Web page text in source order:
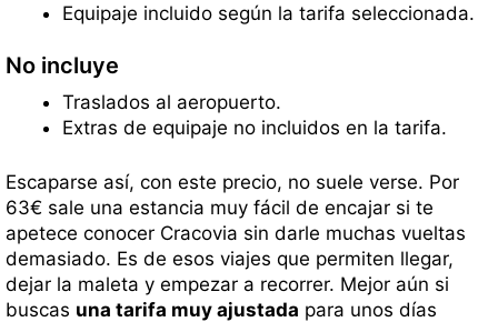
Equipaje incluido según la tarifa seleccionada.
No incluye
Traslados al aeropuerto.
Extras de equipaje no incluidos en la tarifa.
Escaparse así, con este precio, no suele verse. Por
63€ sale una estancia muy fácil de encajar si te
apetece conocer Cracovia sin darle muchas vueltas
demasiado. Es de esos viajes que permiten llegar,
dejar la maleta y empezar a recorrer. Mejor aún si
buscas una tarifa muy ajustada para unos días